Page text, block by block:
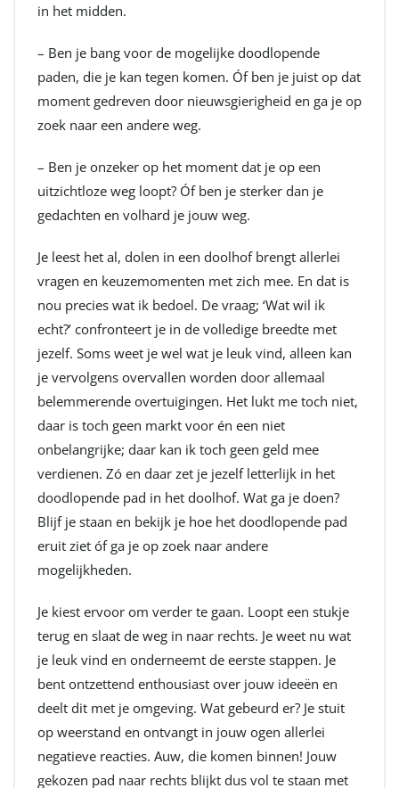
in het midden.
– Ben je bang voor de mogelijke doodlopende
paden, die je kan tegen komen. Óf ben je juist op dat
moment gedreven door nieuwsgierigheid en ga je op
zoek naar een andere weg.
– Ben je onzeker op het moment dat je op een
uitzichtloze weg loopt? Óf ben je sterker dan je
gedachten en volhard je jouw weg.
Je leest het al, dolen in een doolhof brengt allerlei
vragen en keuzemomenten met zich mee. En dat is
nou precies wat ik bedoel. De vraag; ‘Wat wil ik
echt?’ confronteert je in de volledige breedte met
jezelf. Soms weet je wel wat je leuk vind, alleen kan
je vervolgens overvallen worden door allemaal
belemmerende overtuigingen. Het lukt me toch niet,
daar is toch geen markt voor én een niet
onbelangrijke; daar kan ik toch geen geld mee
verdienen. Zó en daar zet je jezelf letterlijk in het
doodlopende pad in het doolhof. Wat ga je doen?
Blijf je staan en bekijk je hoe het doodlopende pad
eruit ziet óf ga je op zoek naar andere
mogelijkheden.
Je kiest ervoor om verder te gaan. Loopt een stukje
terug en slaat de weg in naar rechts. Je weet nu wat
je leuk vind en onderneemt de eerste stappen. Je
bent ontzettend enthousiast over jouw ideeën en
deelt dit met je omgeving. Wat gebeurd er? Je stuit
op weerstand en ontvangt in jouw ogen allerlei
negatieve reacties. Auw, die komen binnen! Jouw
gekozen pad naar rechts blijkt dus vol te staan met